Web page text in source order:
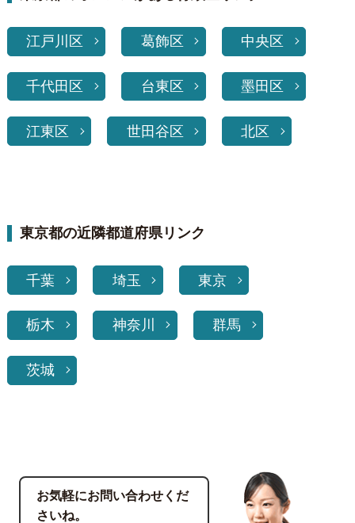
江戸川区 葛飾区 中央区
千代田区 台東区 墨田区
江東区 世田谷区 北区
東京都の近隣都道府県リンク
千葉 埼玉 東京
栃木 神奈川 群馬
茨城
お気軽にお問い合わせくだ
さいね。